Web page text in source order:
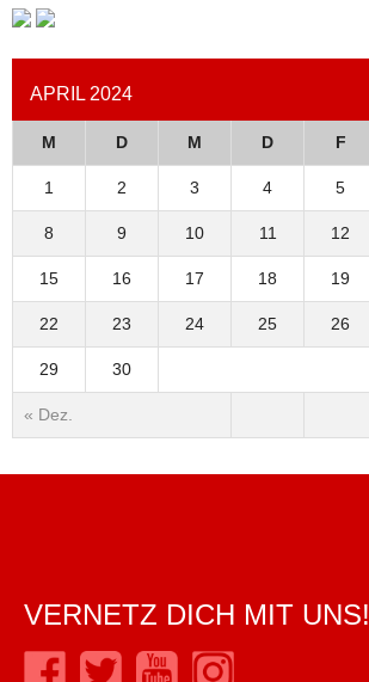
APRIL 2024
M D M D F
« Dez.
1 2 3 4 5
8 9 10 11 12
15 16 17 18 19
22 23 24 25 26
29 30
VERNETZ DICH MIT UNS!